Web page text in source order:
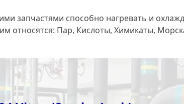
запчастями способно нагревать и
относятся: Пар, Кислоты, Химикаты,